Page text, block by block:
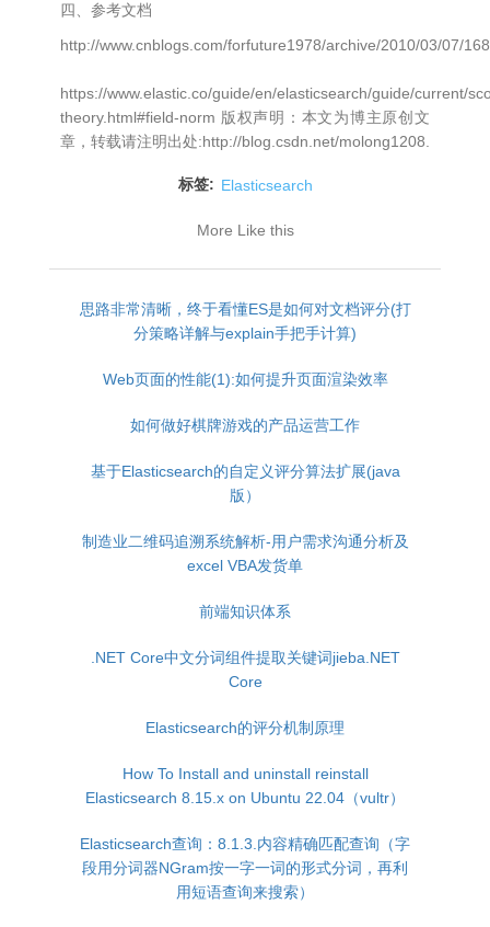
四、参考文档
http://www.cnblogs.com/forfuture1978/archive/2010/03/07/
https://www.elastic.co/guide/en/elasticsearch/guide/current/
theory.html#field-norm 版权声明：本文为博主原创文
章，转载请注明出处:http://blog.csdn.net/molong1208.
标签: Elasticsearch
More Like this
思路非常清晰，终于看懂ES是如何对文档评分(打
分策略详解与explain手把手计算)
Web页面的性能(1):如何提升页面渲染效率
如何做好棋牌游戏的产品运营工作
基于Elasticsearch的自定义评分算法扩展(java
版）
制造业二维码追溯系统解析-用户需求沟通分析及
excel VBA发货单
前端知识体系
.NET Core中文分词组件提取关键词jieba.NET
Core
Elasticsearch的评分机制原理
How To Install and uninstall reinstall
Elasticsearch 8.15.x on Ubuntu 22.04（vultr）
Elasticsearch查询：8.1.3.内容精确匹配查询（字
段用分词器NGram按一字一词的形式分词，再利
用短语查询来搜索）